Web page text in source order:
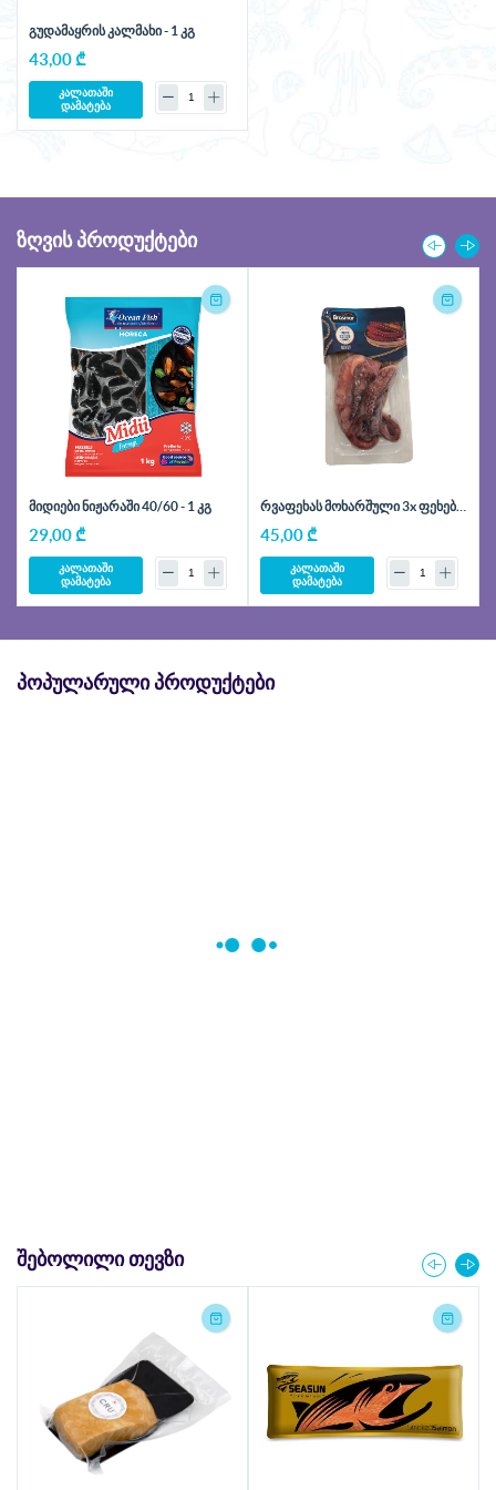
გუდამაყრის კალმახი - 1 კგ
43,00 ₾
კალათაში
დამატება
ᲖᲦᲕᲘᲡ ᲞᲠᲝᲓᲣᲥᲢᲔᲑᲘ
მიდიები ნიჟარაში 40/60 - 1 კგ
29,00 ₾
კალათაში
დამატება
რვაფეხას მოხარშული 3x ფეხები
45,00 ₾
კალათაში
დამატება
ᲞᲝᲞᲣᲚᲐᲠᲣᲚᲘ ᲞᲠᲝᲓᲣᲥᲢᲔᲑᲘ
ᲨᲔᲑᲝᲚᲘᲚᲘ ᲗᲔᲕᲖᲘ